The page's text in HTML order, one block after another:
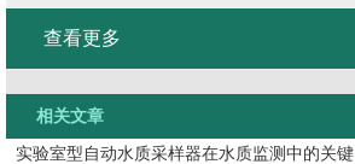
查看更多
相关文章
实验室型自动水质采样器在水质监测中的关键